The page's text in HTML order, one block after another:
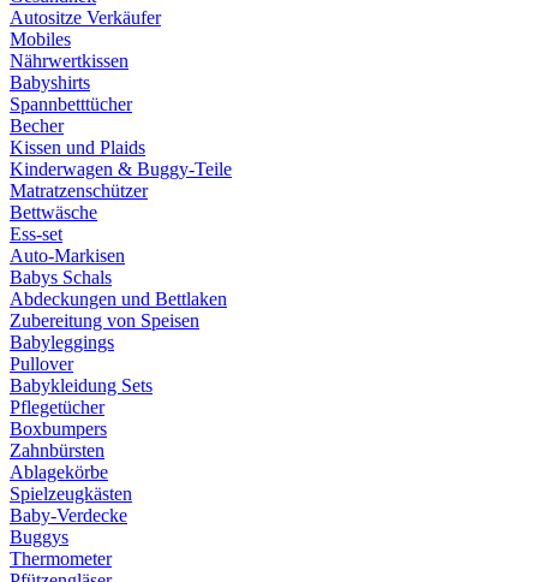
Autositze Verkäufer
Mobiles
Nährwertkissen
Babyshirts
Spannbetttücher
Becher
Kissen und Plaids
Kinderwagen & Buggy-Teile
Matratzenschützer
Bettwäsche
Ess-set
Auto-Markisen
Babys Schals
Abdeckungen und Bettlaken
Zubereitung von Speisen
Babyleggings
Pullover
Babykleidung Sets
Pflegetücher
Boxbumpers
Zahnbürsten
Ablagekörbe
Spielzeugkästen
Baby-Verdecke
Buggys
Thermometer